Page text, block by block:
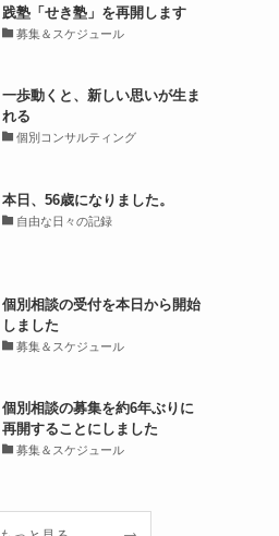
践塾「せき塾」を再開します
募集＆スケジュール
一歩動くと、新しい思いが生ま
れる
個別コンサルティング
本日、56歳になりました。
自由な日々の記録
個別相談の受付を本日から開始
しました
募集＆スケジュール
個別相談の募集を約6年ぶりに
再開することにしました
募集＆スケジュール